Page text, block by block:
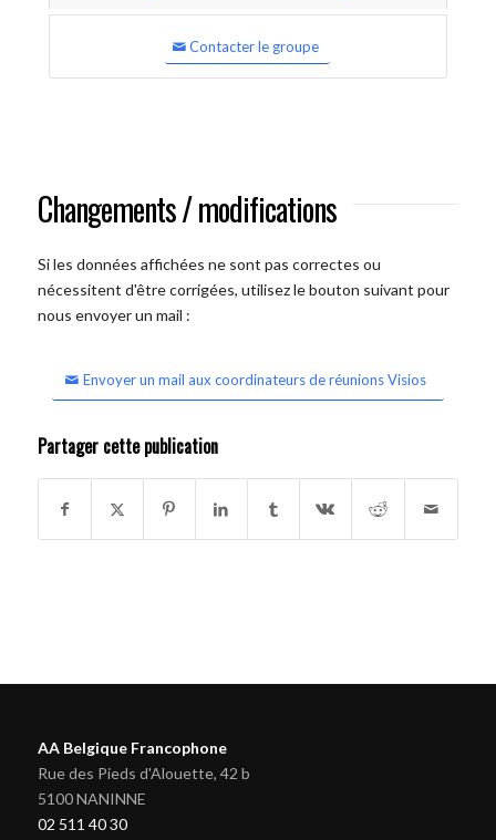
Contacter le groupe
Changements / modifications
Si les données affichées ne sont pas correctes ou
nécessitent d'être corrigées, utilisez le bouton suivant pour
nous envoyer un mail :
Envoyer un mail aux coordinateurs de réunions Visios
Partager cette publication
AA Belgique Francophone
Rue des Pieds d'Alouette, 42 b
5100 NANINNE
02 511 40 30